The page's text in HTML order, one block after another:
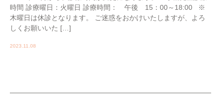
時間 診療曜日：火曜日 診療時間： 午後 15：00～18:00 ※
木曜日は休診となります。 ご迷惑をおかけいたしますが、よろ
しくお願いいた […]
2023.11.08